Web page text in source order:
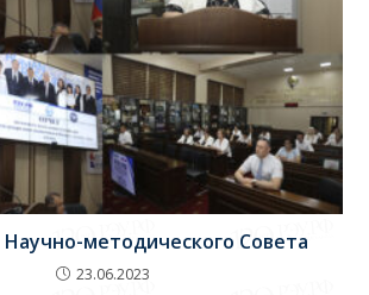
Научно-методического Совета
23.06.2023